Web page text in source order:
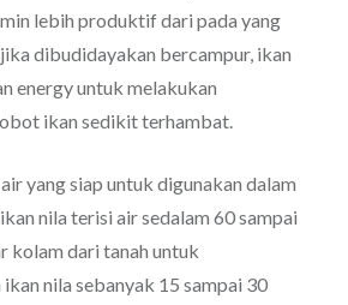
lebih produktif dari pada yang
dibudidayakan bercampur, ikan
energy untuk melakukan
ikan sedikit terhambat.
yang siap untuk digunakan dalam
nila terisi air sedalam 60 sampai
kolam dari tanah untuk
nila sebanyak 15 sampai 30